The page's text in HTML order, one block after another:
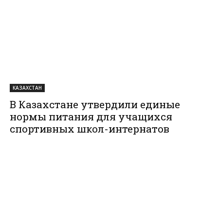
КАЗАХСТАН
В Казахстане утвердили единые
нормы питания для учащихся
спортивных школ-интернатов